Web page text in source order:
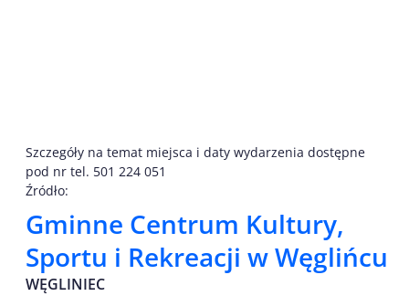
Szczegóły na temat miejsca i daty wydarzenia dostępne
pod nr tel. 501 224 051
Źródło:
Gminne Centrum Kultury,
Sportu i Rekreacji w Węglińcu
WĘGLINIEC